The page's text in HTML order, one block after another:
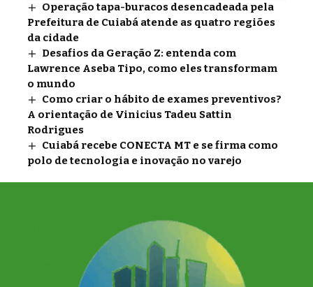
Operação tapa-buracos desencadeada pela
Prefeitura de Cuiabá atende as quatro regiões
da cidade
Desafios da Geração Z: entenda com
Lawrence Aseba Tipo, como eles transformam
o mundo
Como criar o hábito de exames preventivos?
A orientação de Vinicius Tadeu Sattin
Rodrigues
Cuiabá recebe CONECTA MT e se firma como
polo de tecnologia e inovação no varejo